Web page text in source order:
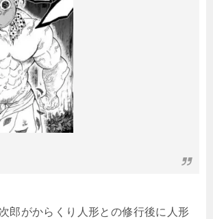
郎がからくり人形との修行後に人形